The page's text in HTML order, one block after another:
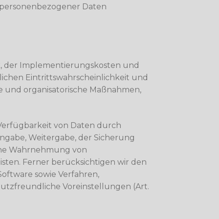
Daten
der Implementierungskosten und
Eintrittswahrscheinlichkeit und
und organisatorische Maßnahmen,
von Daten durch
Weitergabe, der Sicherung
Wahrnehmung von
Ferner berücksichtigen wir den
sowie Verfahren,
Voreinstellungen (Art.